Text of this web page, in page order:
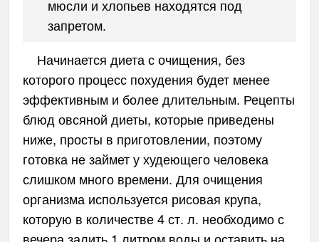
мюсли и хлопьев находятся под
запретом.
Начинается диета с очищения, без
которого процесс похудения будет менее
эффективным и более длительным. Рецепты
блюд овсяной диеты, которые приведены
ниже, просты в приготовлении, поэтому
готовка не займет у худеющего человека
слишком много времени. Для очищения
организма используется рисовая крупа,
которую в количестве 4 ст. л. необходимо с